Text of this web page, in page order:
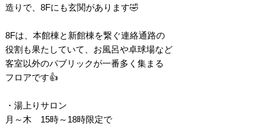
造りで、8Fにも玄関があります🤣
8Fは、本館棟と新館棟を繋ぐ連絡通路の
役割も果たしていて、お風呂や卓球場など
客室以外のパブリックが一番多く集まる
フロアです👍
・湯上りサロン
月～木 15時～18時限定で